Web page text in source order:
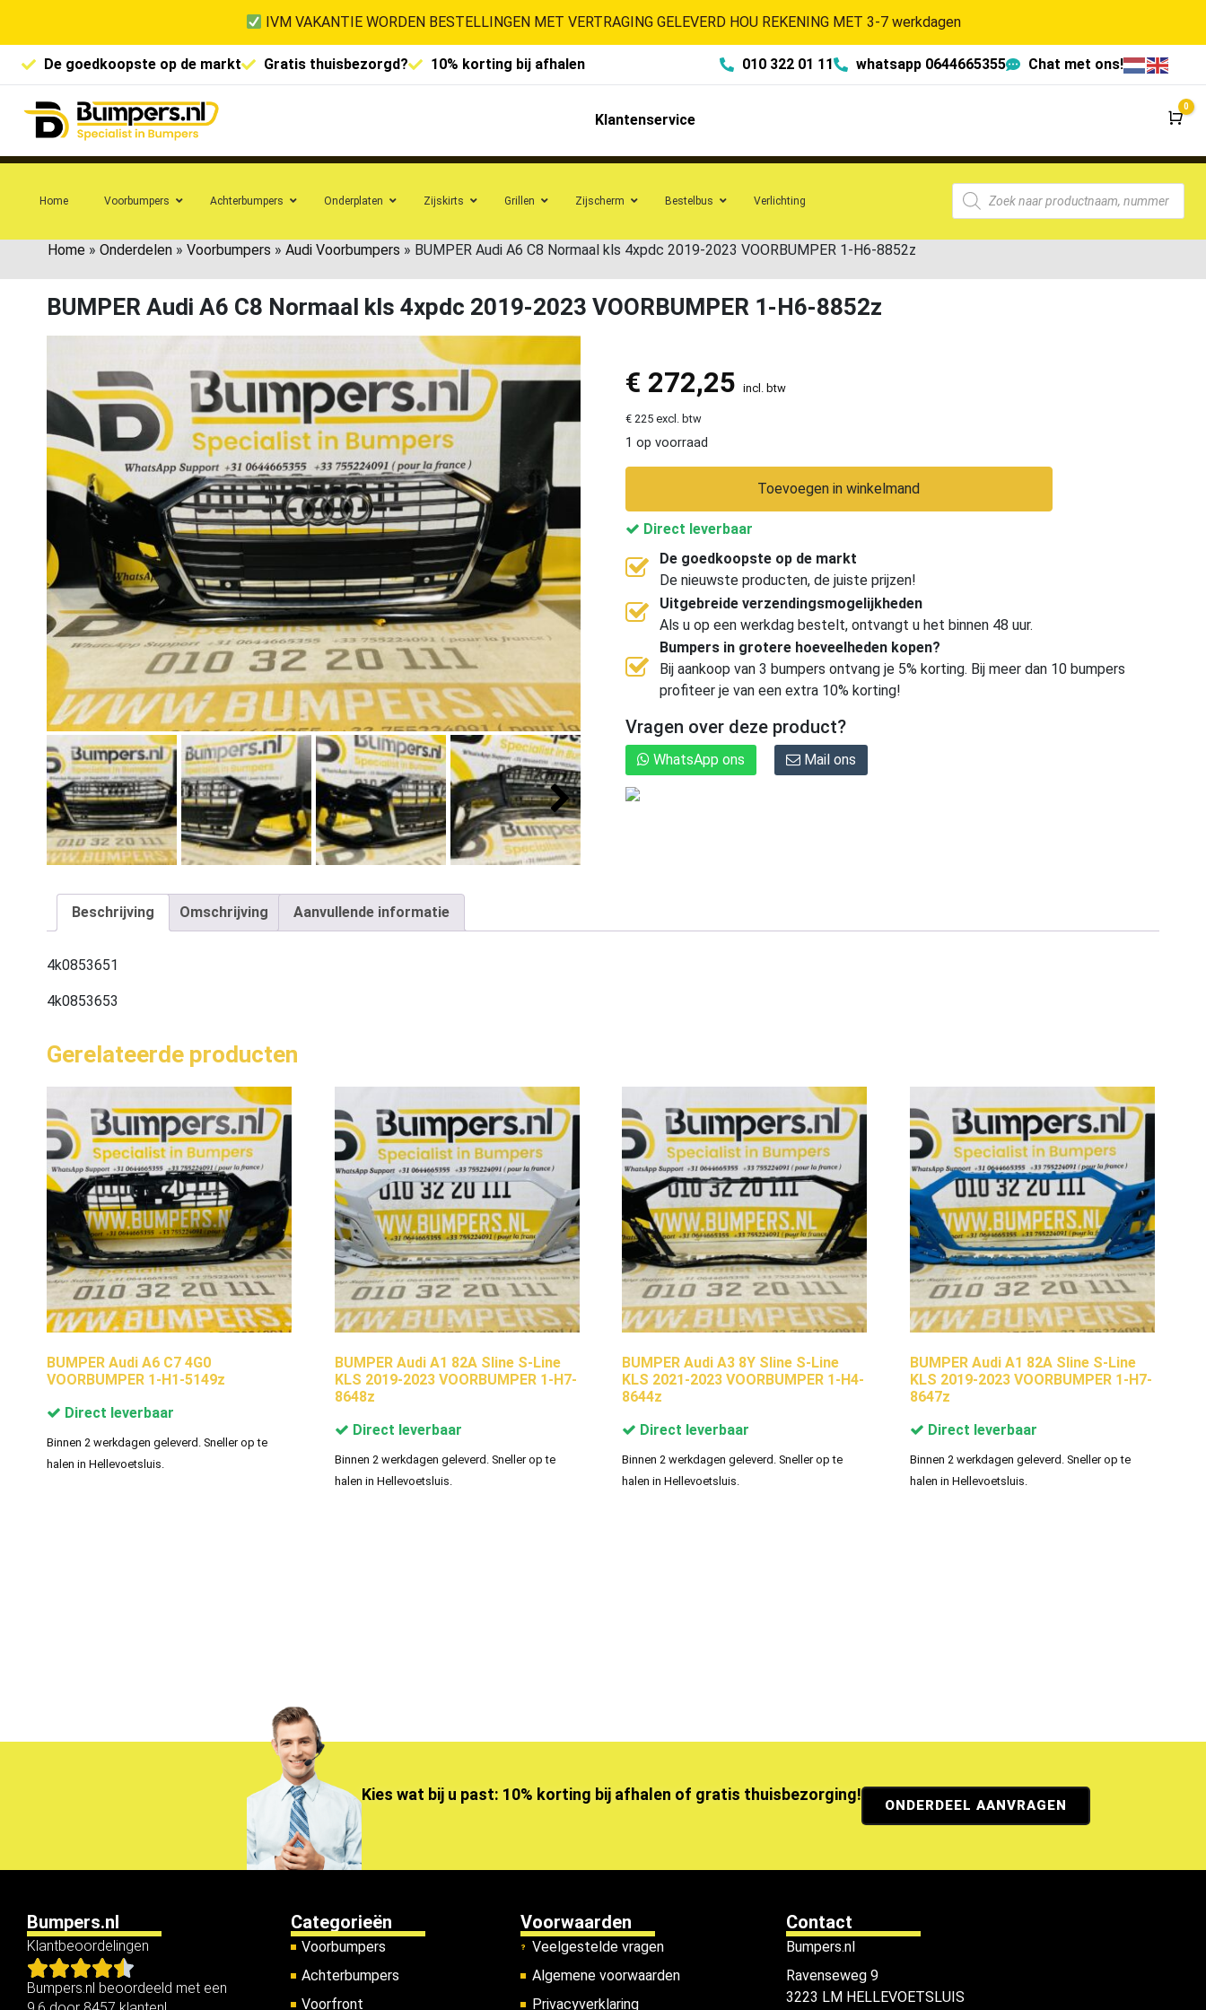
IVM VAKANTIE WORDEN BESTELLINGEN MET VERTRAGING GELEVERD HOU REKENING MET 3-7 werkdagen
De goedkoopste op de markt Gratis thuisbezorgd? 10% korting bij afhalen 010 322 01 11 whatsapp 0644665355 Chat met ons!
Klantenservice
0
Home Voorbumpers Achterbumpers Onderplaten Zijskirts Grillen Zijscherm Bestelbus Verlichting
Home » Onderdelen » Voorbumpers » Audi Voorbumpers » BUMPER Audi A6 C8 Normaal kls 4xpdc 2019-2023 VOORBUMPER 1-H6-8852z
BUMPER Audi A6 C8 Normaal kls 4xpdc 2019-2023 VOORBUMPER 1-H6-8852z
€ 272,25 incl. btw
€ 225 excl. btw
1 op voorraad
Toevoegen in winkelmand
Direct leverbaar
De goedkoopste op de markt
De nieuwste producten, de juiste prijzen!
Uitgebreide verzendingsmogelijkheden
Als u op een werkdag bestelt, ontvangt u het binnen 48 uur.
Bumpers in grotere hoeveelheden kopen?
Bij aankoop van 3 bumpers ontvang je 5% korting. Bij meer dan 10 bumpers
profiteer je van een extra 10% korting!
Vragen over deze product?
WhatsApp ons Mail ons
Beschrijving Omschrijving Aanvullende informatie
4k0853651
4k0853653
Gerelateerde producten
BUMPER Audi A6 C7 4G0
VOORBUMPER 1-H1-5149z
Direct leverbaar
Binnen 2 werkdagen geleverd. Sneller op te
halen in Hellevoetsluis.
BUMPER Audi A1 82A Sline S-Line
KLS 2019-2023 VOORBUMPER 1-H7-
8648z
Direct leverbaar
Binnen 2 werkdagen geleverd. Sneller op te
halen in Hellevoetsluis.
BUMPER Audi A3 8Y Sline S-Line
KLS 2021-2023 VOORBUMPER 1-H4-
8644z
Direct leverbaar
Binnen 2 werkdagen geleverd. Sneller op te
halen in Hellevoetsluis.
BUMPER Audi A1 82A Sline S-Line
KLS 2019-2023 VOORBUMPER 1-H7-
8647z
Direct leverbaar
Binnen 2 werkdagen geleverd. Sneller op te
halen in Hellevoetsluis.
Kies wat bij u past: 10% korting bij afhalen of gratis thuisbezorging!
ONDERDEEL AANVRAGEN
Bumpers.nl
Klantbeoordelingen
Bumpers.nl beoordeeld met een
Categorieën
Voorbumpers
Achterbumpers
Voorfront
Voorwaarden
Veelgestelde vragen
Algemene voorwaarden
Privacyverklaring
Contact
Bumpers.nl
Ravenseweg 9
3223 LM HELLEVOETSLUIS